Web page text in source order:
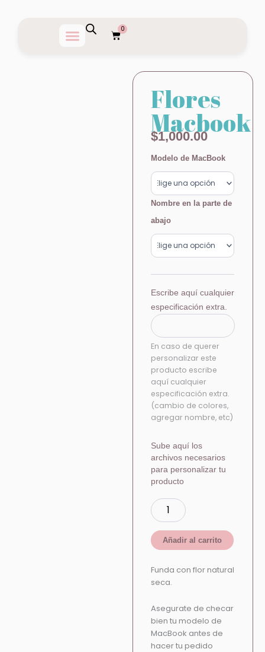
0
Carrito
Flores
Macbook
$1,000.00
Modelo de MacBook
Nombre en la parte de
abajo
Escribe aquí cualquier
especificación extra.
En caso de querer
personalizar este
producto escribe
aquí cualquier
especificación extra.
(cambio de colores,
agregar nombre, etc)
Sube aquí los
archivos necesarios
para personalizar tu
producto
Flores
cantidad
Añadir al carrito
Funda con flor natural
seca.
Asegurate de checar
bien tu modelo de
MacBook antes de
hacer tu pedido